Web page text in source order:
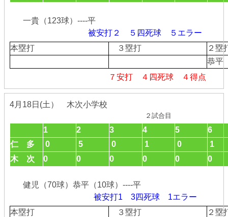
一貴（123球）----平
被安打２ ５四死球 ５エラー
本塁打
３塁打
２
恭平
７安打 ４四死球 ４得点
4月18日(土） 木次小学校
２試合目
1 2 3 4 5
6
仁 多
0 5 0 1 0
1
木 次
0 0 0 0 0 0
健児（70球）恭平（10球）----平
被安打1 3四死球 1エラー
本塁打
３塁打
２